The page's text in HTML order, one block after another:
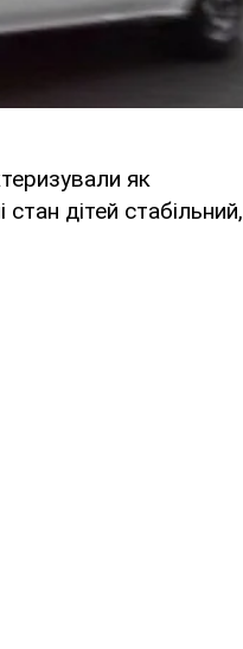
як
дітей стабільний,